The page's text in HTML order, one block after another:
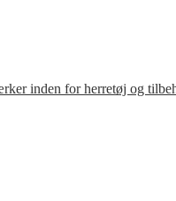
inden for herretøj og